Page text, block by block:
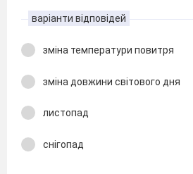
варіанти відповідей
зміна температури повитря
зміна довжини світового дня
листопад
снігопад